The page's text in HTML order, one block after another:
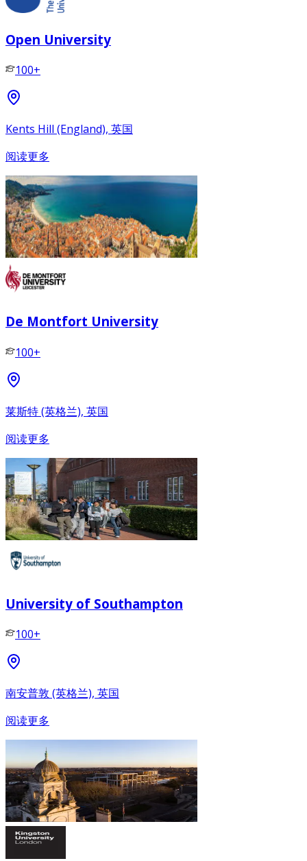
Open University
100+
Kents Hill (England), 英国
阅读更多
De Montfort University
100+
莱斯特 (英格兰), 英国
阅读更多
University of Southampton
100+
南安普敦 (英格兰), 英国
阅读更多